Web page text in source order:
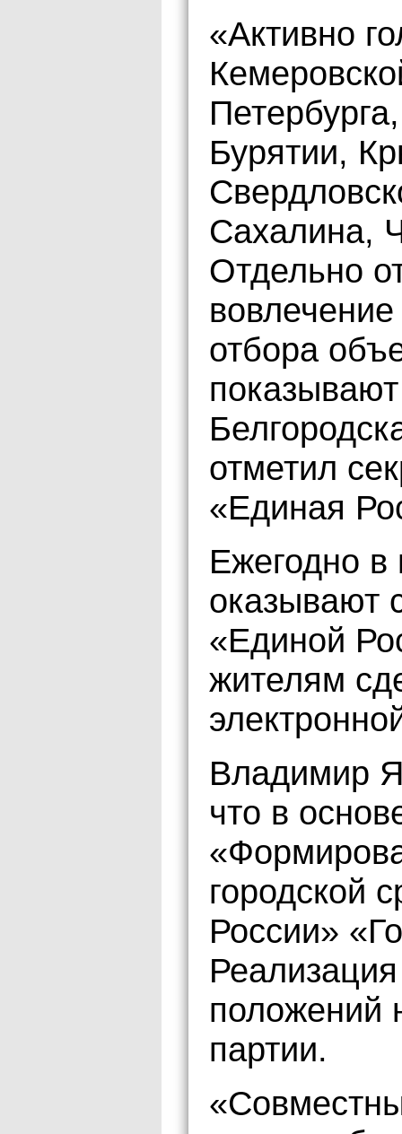
«Активно
Бурятии,
Сахалина,
Отдельно
отбора
отметил
«Единая
Ежегодно в
оказывают
«Единой
жителям
Владимир
что в
городской
России»
положений
партии.